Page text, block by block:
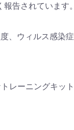
告されています。
、ウィルス感染症
レーニングキット